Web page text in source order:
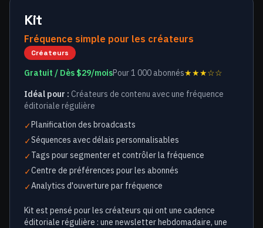
Kit
Fréquence simple pour les créateurs
Créateurs
Gratuit / Dès $29/moisPour 1 000 abonnés★★★☆☆
Idéal pour : Créateurs de contenu avec une fréquence
éditoriale régulière
✓Planification des broadcasts
✓Séquences avec délais personnalisables
✓Tags pour segmenter et contrôler la fréquence
✓Centre de préférences pour les abonnés
✓Analytics d'ouverture par fréquence
Kit est pensé pour les créateurs qui ont une cadence
éditoriale régulière : une newsletter hebdomadaire, une